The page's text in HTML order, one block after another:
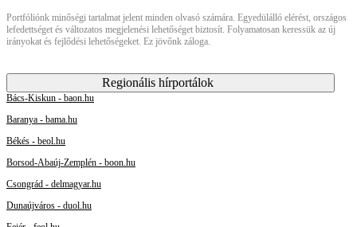
Portfóliónk minőségi tartalmat jelent minden olvasó számára. Egyedülálló elérést, országos
lefedettséget és változatos megjelenési lehetőséget biztosít. Folyamatosan keressük az új
irányokat és fejlődési lehetőségeket. Ez jövőnk záloga.
Regionális hírportálok
Bács-Kiskun - baon.hu
Baranya - bama.hu
Békés - beol.hu
Borsod-Abaúj-Zemplén - boon.hu
Csongrád - delmagyar.hu
Dunaújváros - duol.hu